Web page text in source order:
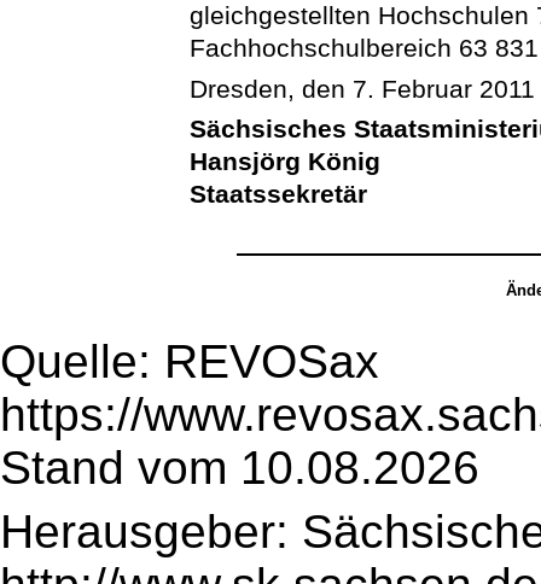
gleichgestellten Hochschulen
Fachhochschulbereich 63
Dresden, den 7. Februar 2011
Sächsisches
Hansjörg König
Staatssekretär
Quelle: REVOSax
https://
Stand vom 10.08.2026
Herausgeber: